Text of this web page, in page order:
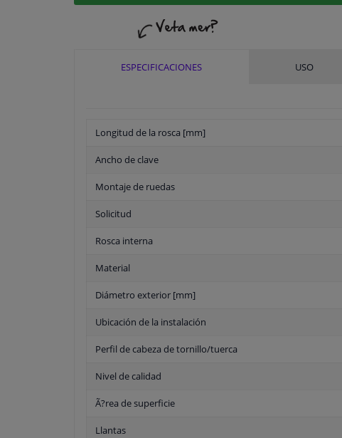
ESPECIFICACIONES USO
Longitud de la rosca [mm]
Ancho de clave
Montaje de ruedas
Solicitud
Rosca interna
Material
Diámetro exterior [mm]
Ubicación de la instalación
Perfil de cabeza de tornillo/tuerca
Nivel de calidad
Ã?rea de superficie
Llantas